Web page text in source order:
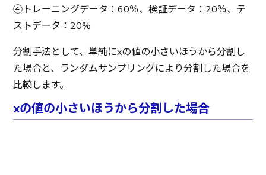
④トレーニングデータ：60％、検証データ：20％、テ
ストデータ：20%
分割手法として、単純にxの値の小さいほうから分割し
た場合と、ランダムサンプリングにより分割した場合を
比較します。
xの値の小さいほうから分割した場合